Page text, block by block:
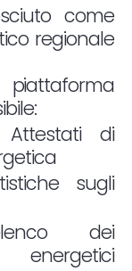
come
regionale
Attestati di
sugli
dei